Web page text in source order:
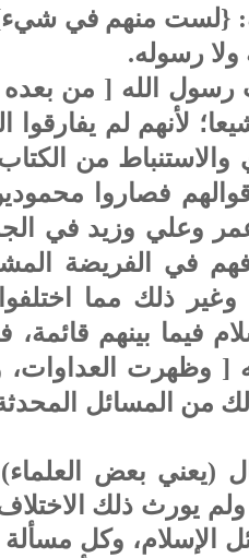
{لست منهم في
ولا رسوله.
الله [ من بعده
لأنهم لم يفارقوا
والاستنباط من
فصاروا
وعلي وزيد في
في الفريضة
وغير ذلك مما
فيما بينهم قائمة،
[ وظهرت العداوات،
من المسائل
(يعني بعض
يورث ذلك
الإسلام، وكل